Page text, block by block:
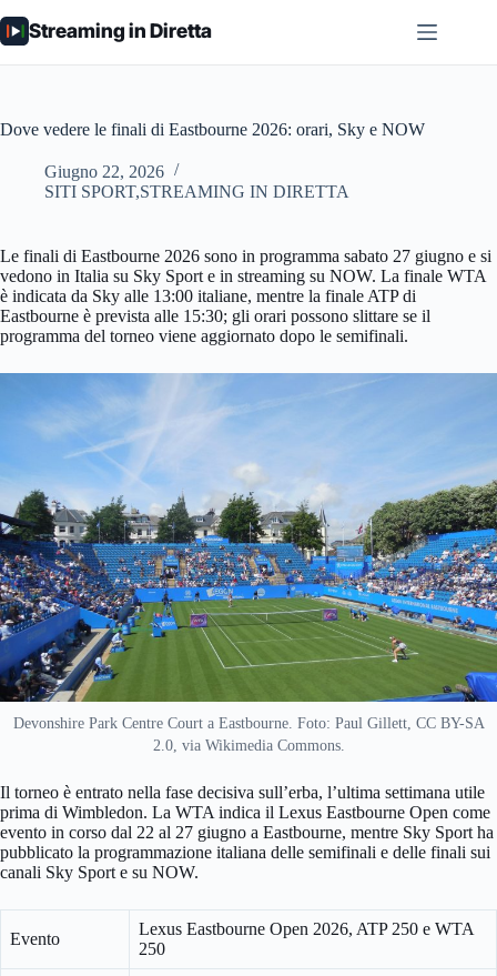
al
contenuto
Streaming in Diretta
Dove vedere le finali di Eastbourne 2026: orari, Sky e NOW
Giugno 22, 2026
SITI SPORT,STREAMING IN DIRETTA
Le finali di Eastbourne 2026 sono in programma sabato 27 giugno e si
vedono in Italia su Sky Sport e in streaming su NOW. La finale WTA
è indicata da Sky alle 13:00 italiane, mentre la finale ATP di
Eastbourne è prevista alle 15:30; gli orari possono slittare se il
programma del torneo viene aggiornato dopo le semifinali.
Devonshire Park Centre Court a Eastbourne. Foto: Paul Gillett, CC BY-SA
2.0, via Wikimedia Commons.
Il torneo è entrato nella fase decisiva sull’erba, l’ultima settimana utile
prima di Wimbledon. La WTA indica il Lexus Eastbourne Open come
evento in corso dal 22 al 27 giugno a Eastbourne, mentre Sky Sport ha
pubblicato la programmazione italiana delle semifinali e delle finali sui
canali Sky Sport e su NOW.
Evento
Lexus Eastbourne Open 2026, ATP 250 e WTA
250